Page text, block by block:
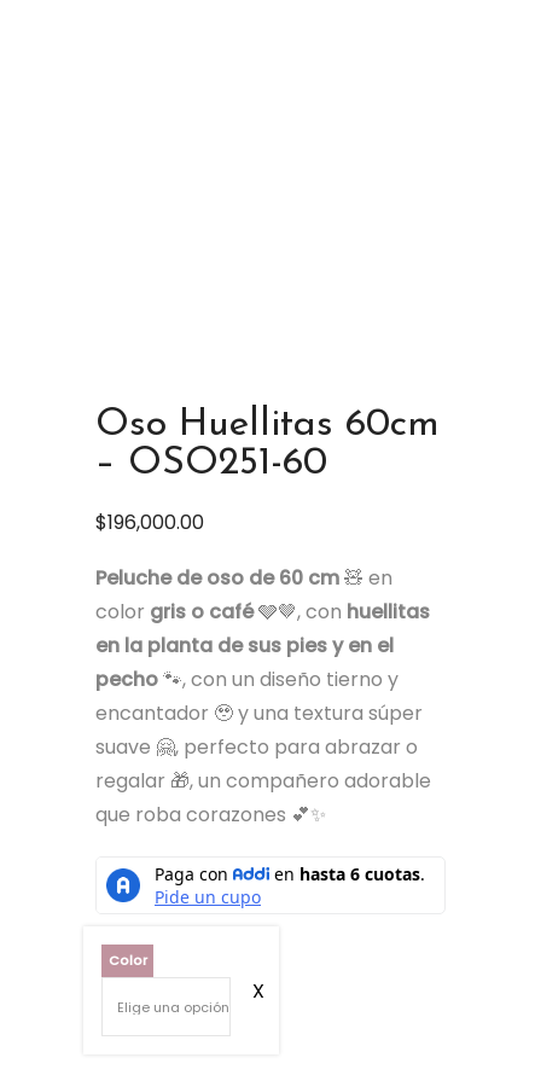
Oso Huellitas 60cm
– OSO251-60
$196,000.00
Peluche de oso de 60 cm🧸 en
color gris o café🩶🤎, con huellitas
en la planta de sus pies y en el
pecho🐾, con un diseño tierno y
encantador 🥹 y una textura súper
suave 🤗, perfecto para abrazar o
regalar 🎁, un compañero adorable
que roba corazones 💕✨
Color